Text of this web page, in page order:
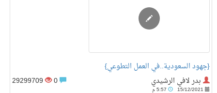
{جهود السعودية..في العمل التطوعي}
بدر لافي الرشيدي
15/12/2021
29299709